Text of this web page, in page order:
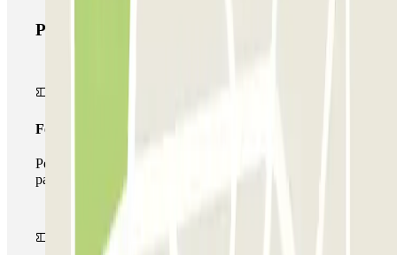
Produits Parclick
Forfait Simple
Pendant votre séjour, vous ne pourrez entrer et sortir du
parking qu'une seule fois